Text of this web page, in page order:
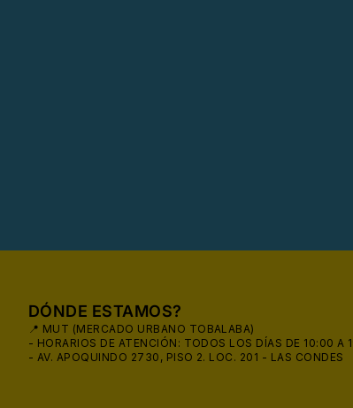
DÓNDE ESTAMOS?
📍 MUT (MERCADO URBANO TOBALABA)
- HORARIOS DE ATENCIÓN: TODOS LOS DÍAS DE 10:00 A
- AV. APOQUINDO 2730, PISO 2. LOC. 201 - LAS CONDES